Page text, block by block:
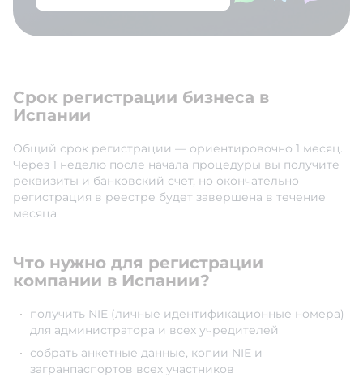
Срок регистрации бизнеса в
Испании
Общий срок регистрации — ориентировочно 1 месяц.
Через 1 неделю после начала процедуры вы получите
реквизиты и банковский счет, но окончательно
регистрация в реестре будет завершена в течение
месяца.
Что нужно для регистрации
компании в Испании?
получить NIE (личные идентификационные номера)
для администратора и всех учредителей
собрать анкетные данные, копии NIE и
загранпаспортов всех участников